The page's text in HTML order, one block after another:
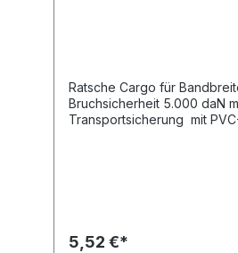
Ratsche Cargo für
Bruchsicherheit 5.000 daN
Transportsicherung mit
5,52 €*